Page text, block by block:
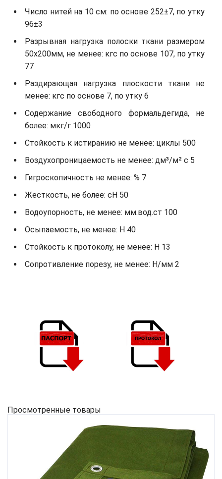
Число нитей на 10 см: по основе 252±7, по утку
96±3
Разрывная нагрузка полоски ткани размером
50х200мм, не менее: кгс по основе 107, по утку
77
Раздирающая нагрузка плоскости ткани не
менее: кгс по основе 7, по утку 6
Содержание свободного формальдегида, не
более: мкг/г 1000
Стойкость к истиранию не менее: циклы 500
Воздухопроницаемость не менее: дм³/м² с 5
Гигроскопичность не менее: % 7
Жесткость, не более: cH 50
Водоупорность, не менее: мм.вод.ст 100
Осыпаемость, не менее: H 40
Стойкость к протоколу, не менее: H 13
Сопротивление порезу, не менее: Н/мм 2
Просмотренные товары